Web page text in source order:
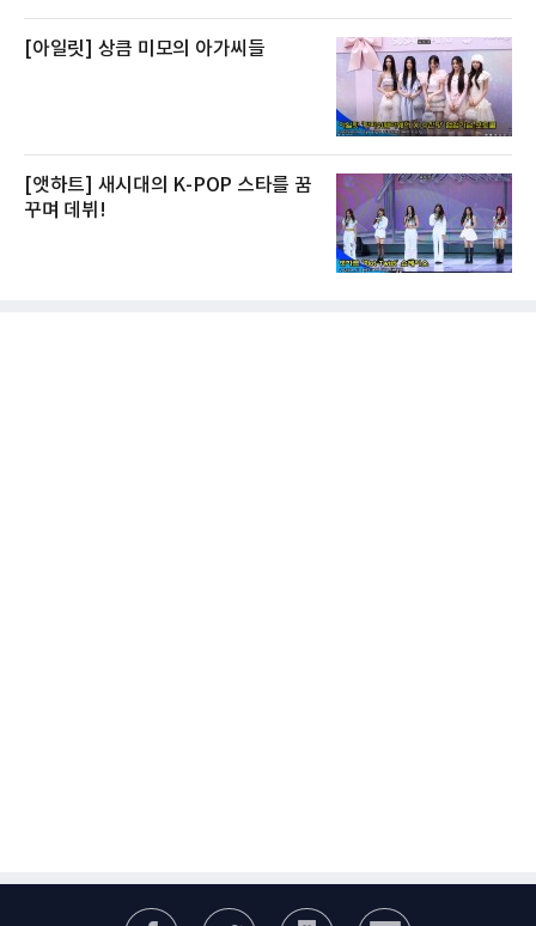
[아일릿] 상큼 미모의 아가씨들
[앳하트] 새시대의 K-POP 스타를 꿈
꾸며 데뷔!